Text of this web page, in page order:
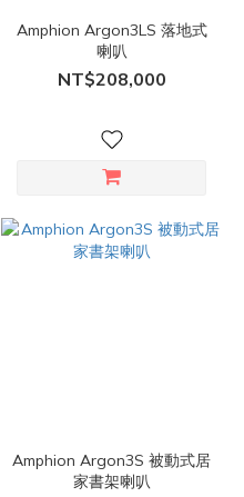
Amphion Argon3LS 落地式
喇叭
NT$208,000
Amphion Argon3S 被動式居
家書架喇叭